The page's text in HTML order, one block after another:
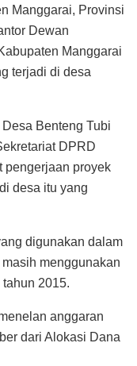
Manggarai, Provinsi
Dewan
Manggarai
terjadi di desa
Benteng Tubi
DPRD
pengerjaan proyek
desa itu yang
digunakan dalam
menggunakan
2015.
anggaran
dari Alokasi Dana